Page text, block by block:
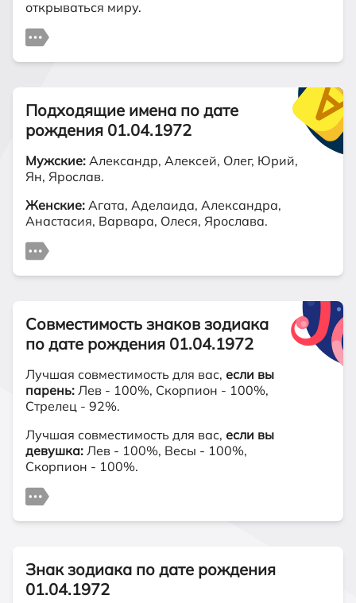
открываться миру.
Подходящие имена по дате
рождения 01.04.1972
Мужские: Александр, Алексей, Олег, Юрий,
Ян, Ярослав.
Женские: Агата, Аделаида, Александра,
Анастасия, Варвара, Олеся, Ярослава.
Совместимость знаков зодиака
по дате рождения 01.04.1972
Лучшая совместимость для вас, если вы
парень: Лев - 100%, Скорпион - 100%,
Стрелец - 92%.
Лучшая совместимость для вас, если вы
девушка: Лев - 100%, Весы - 100%,
Скорпион - 100%.
Знак зодиака по дате рождения
01.04.1972